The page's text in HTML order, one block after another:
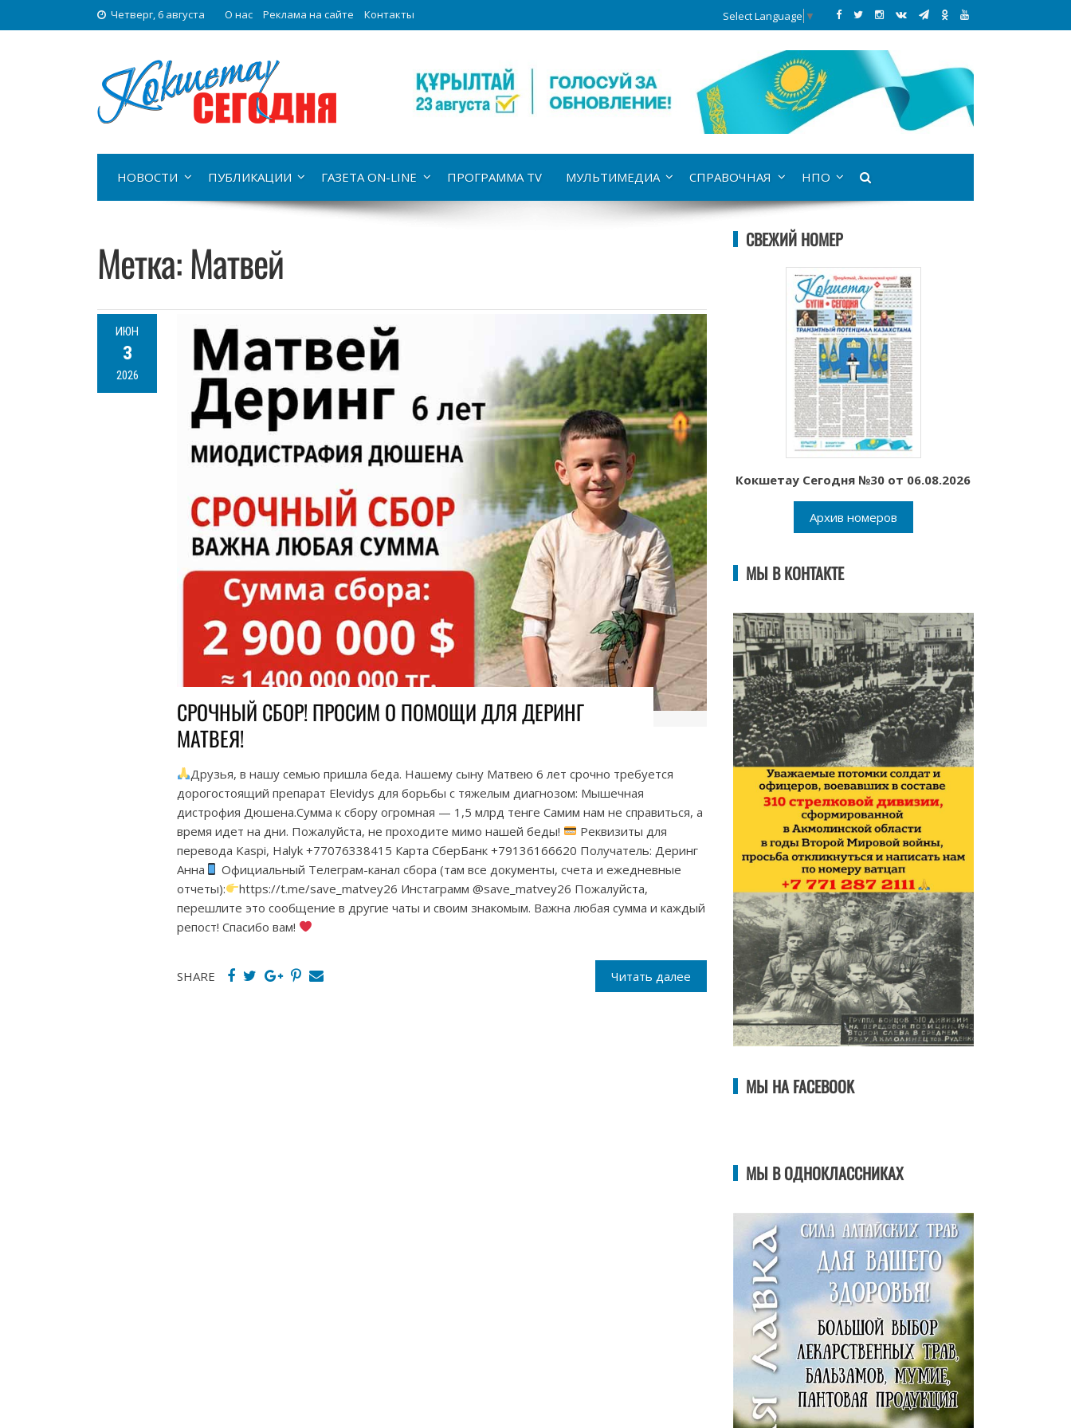
Четверг, 6 августа О нас Реклама на сайте Контакты Select Language ▼
НОВОСТИ ПУБЛИКАЦИИ ГАЗЕТА ON-LINE ПРОГРАММА TV МУЛЬТИМЕДИА СПРАВОЧНАЯ НПО
Метка:Матвей
ИЮН
3
2026
СРОЧНЫЙ СБОР! ПРОСИМ О ПОМОЩИ ДЛЯ ДЕРИНГ
МАТВЕЯ!
Друзья, в нашу семью пришла беда. Нашему сыну Матвею 6 лет срочно требуется
дорогостоящий препарат Elevidys для борьбы с тяжелым диагнозом: Мышечная
дистрофия Дюшена.Сумма к сбору огромная — 1,5 млрд тенге Самим нам не справиться, а
время идет на дни. Пожалуйста, не проходите мимо нашей беды!
Реквизиты для
перевода Kaspi, Halyk +77076338415 Карта СберБанк +79136166620 Получатель: Деринг
Анна
Официальный Телеграм-канал сбора (там все документы, счета и ежедневные
отчеты):
https://t.me/save_matvey26 Инстаграмм @save_matvey26 Пожалуйста,
перешлите это сообщение в другие чаты и своим знакомым. Важна любая сумма и каждый
репост! Спасибо вам!
Читать далее
SHARE
СВЕЖИЙ НОМЕР
Кокшетау Сегодня №30 от 06.08.2026
Архив номеров
МЫ В КОНТАКТЕ
МЫ НА FACEBOOK
МЫ В ОДНОКЛАССНИКАХ